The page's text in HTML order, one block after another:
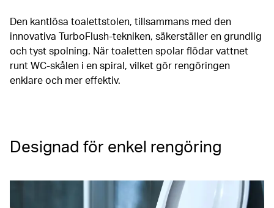
Den kantlösa toalettstolen, tillsammans med den
innovativa TurboFlush-tekniken, säkerställer en grundlig
och tyst spolning. När toaletten spolar flödar vattnet
runt WC-skålen i en spiral, vilket gör rengöringen
enklare och mer effektiv.
Designad för enkel rengöring